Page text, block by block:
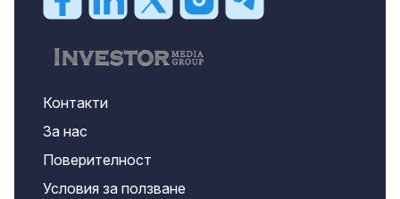
Контакти
За нас
Поверителност
Условия за ползване